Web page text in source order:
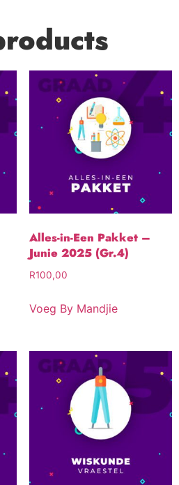
Alles-in-Een Pakket –
Junie 2025 (Gr.4)
R100,00
Voeg By Mandjie